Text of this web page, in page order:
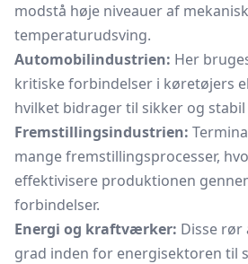
modstå høje niveauer af
temperaturudsving.
Automobilindustrien: Her
kritiske forbindelser i køretøjers
hvilket bidrager til sikker og
Fremstillingsindustrien:
mange fremstillingsprocesser,
effektivisere produktionen
forbindelser.
Energi og kraftværker: Disse rør
grad inden for energisektoren til